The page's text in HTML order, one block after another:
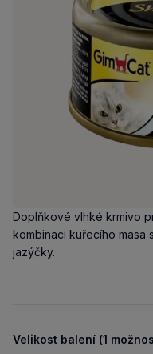
Doplňkové vlhké krmivo
kombinaci kuřecího masa
jazýčky.
Velikost balení (1